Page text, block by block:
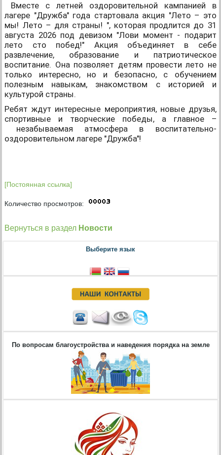
Вместе с летней оздоровительной кампанией в
лагере "Дружба" года стартовала акция "Лето – это
мы! Лето – для страны! ", которая продлится до 31
августа 2026 под девизом "Лови момент - подарит
лето сто побед!"
Акция объединяет в себе
развлечение, образование и патриотическое
воспитание. Она позволяет детям провести лето не
только интересно, но и безопасно, с обучением
полезным навыкам, знакомством с историей и
культурой страны.
Ребят ждут интересные мероприятия, новые друзья,
спортивные и творческие победы, а главное
–
незабываемая атмосфера в воспитательно-
оздоровительном лагере "Дружба"!
[Постоянная ссылка]
Количество просмотров:
Вернуться в раздел Новости
Выберите язык
По вопросам благоустройства и наведения порядка на земле